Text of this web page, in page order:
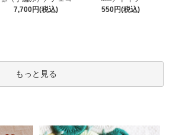
7,700円(税込)
550円(税込)
もっと見る